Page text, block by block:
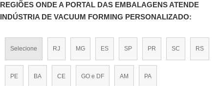
REGIÕES ONDE A PORTAL DAS EMBALAGENS ATENDE
INDÚSTRIA DE VACUUM FORMING PERSONALIZADO:
Selecione RJ MG ES SP PR SC RS
PE BA CE GO e DF AM PA